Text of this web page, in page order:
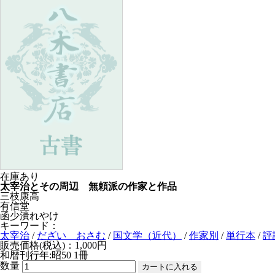
在庫あり
太宰治とその周辺 無頼派の作家と作品
三枝康高
有信堂
函少潰れやけ
キーワード：
太宰治 / だざい おさむ / 国文学（近代） /作家別 /単行本 /評
販売価格(税込)：1,000円
和暦刊行年:昭50 1冊
数量